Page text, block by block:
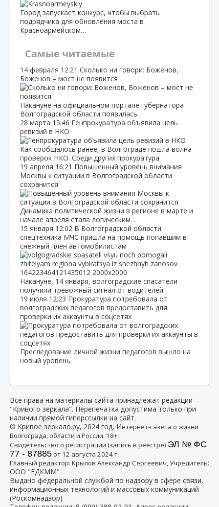
Город запускает конкурс, чтобы выбрать
подрядчика для обновления моста в
Красноармейском…
Самые читаемые
14 февраля 12:21 Сколько ни говори: Боженов,
Боженов – мост не появится
Накануне на официальном портале губернатора
Волгоградской области появилась…
28 марта 15:46 Генпрокуратура объявила цель
ревизий в НКО
Как сообщалось ранее, в Волгограде пошла волна
проверок НКО. Среди других прокуратура…
19 апреля 16:21 Повышенный уровень внимания
Москвы к ситуации в Волгоградской области
сохранится
Динамика политической жизни в регионе в марте и
начале апреля стала логическим…
15 января 12:02 В Волгоградской области
спецтехника МЧС пришла на помощь попавшим в
снежный плен автомобилистам
Накануне, 14 января, волгоградские спасатели
получили тревожный сигнал от водителей…
19 июля 12:23 Прокуратура потребовала от
волгоградских педагогов предоставить для
проверки их аккаунты в соцсетях
Преследование личной жизни педагогов вышло на
новый уровень.
Все права на материалы сайта принадлежат редакции
"Кривого зеркала". Перепечатка допустима только при
наличии прямой гиперссылки на сайт.
© Кривое зеркало.ру, 2024 год, Интернет-газета о жизни
Волгограда, области и России. 18+
Свидетельство о регистрации (запись в реестре) ЭЛ № ФС
77 - 87885от 12 августа 2024 г.
Главный редактор: Крылов Александр Сергеевич, Учредитель:
ООО "ЕДКММ"
Выдано федеральной службой по надзору в сфере связи,
информационных технологий и массовых коммуникаций
(Роскомнадзор)